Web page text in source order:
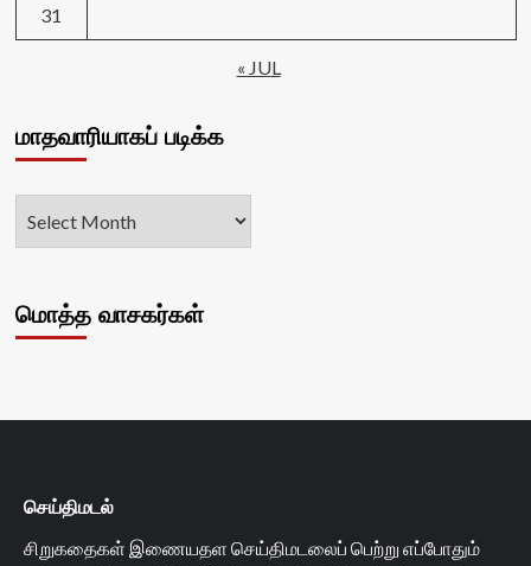
31
« JUL
மாதவாரியாகப் படிக்க
மொத்த வாசகர்கள்
செய்திமடல்
சிறுகதைகள் இணையதள செய்திமடலைப் பெற்று எப்போதும்